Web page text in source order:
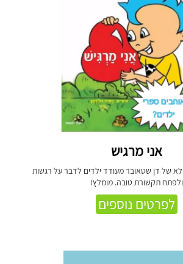
אני מרגיש
של דן שטאובר מעודד ילדים לדבר על רגשות
ולפתח תקשורת טובה. מומלץ!
לפרטים נוספים